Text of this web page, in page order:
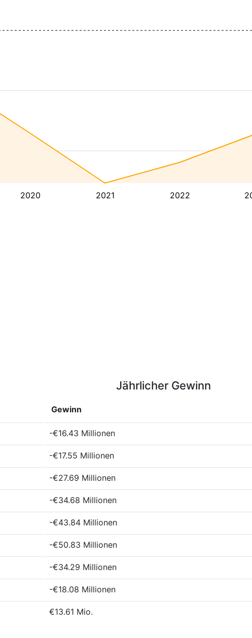
2020 2021 2022
Jährlicher Gewinn
Gewinn
-€16.43 Millionen
-€17.55 Millionen
-€27.69 Millionen
-€34.68 Millionen
-€43.84 Millionen
-€50.83 Millionen
-€34.29 Millionen
-€18.08 Millionen
€13.61 Mio.